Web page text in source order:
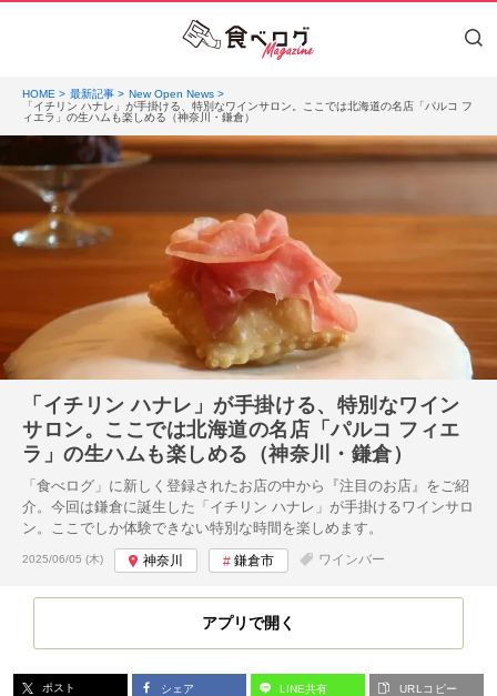
HOME 最新記事
New Open News
「イチリン ハナレ」が手掛ける、特別なワインサロン。ここでは北海道の名店「パルコ フ
ィエラ」の生ハムも楽しめる（神奈川・鎌倉）
「イチリン ハナレ」が手掛ける、特別なワイン
サロン。ここでは北海道の名店「パルコ フィエ
ラ」の生ハムも楽しめる（神奈川・鎌倉）
「食べログ」に新しく登録されたお店の中から『注目のお店』をご紹
介。今回は鎌倉に誕生した「イチリン ハナレ」が手掛けるワインサロ
ン。ここでしか体験できない特別な時間を楽しめます。
投稿日:
2025/06/05 (木) 神奈川 鎌倉市 ワインバー
アプリで開く
ポスト シェア LINE共有 URLコピー